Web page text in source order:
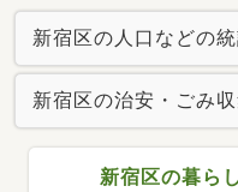
新宿区の人口などの
新宿区の治安・ごみ
新宿区の暮ら